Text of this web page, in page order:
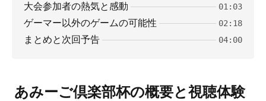
大会参加者の熱気と感動 01:03
ゲーマー以外のゲームの可能性 02:18
まとめと次回予告 04:00
あみーご倶楽部杯の概要と視聴体験